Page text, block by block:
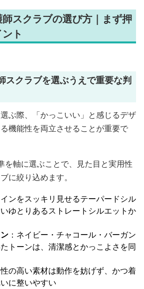
スクラブの選び方｜まず押
ト
スクラブを選ぶうえで重要な判
ぶ際、「かっこいい」と感じるデザ
機能性を両立させることが重要で
を軸に選ぶことで、見た目と実用性
に絞り込めます。
インをスッキリ見せるテーパードシル
ゆとりあるストレートシルエットか
：ネイビー・チャコール・バーガン
トーンは、清潔感とかっこよさを同
の高い素材は動作を妨げず、かつ着
に整いやすい